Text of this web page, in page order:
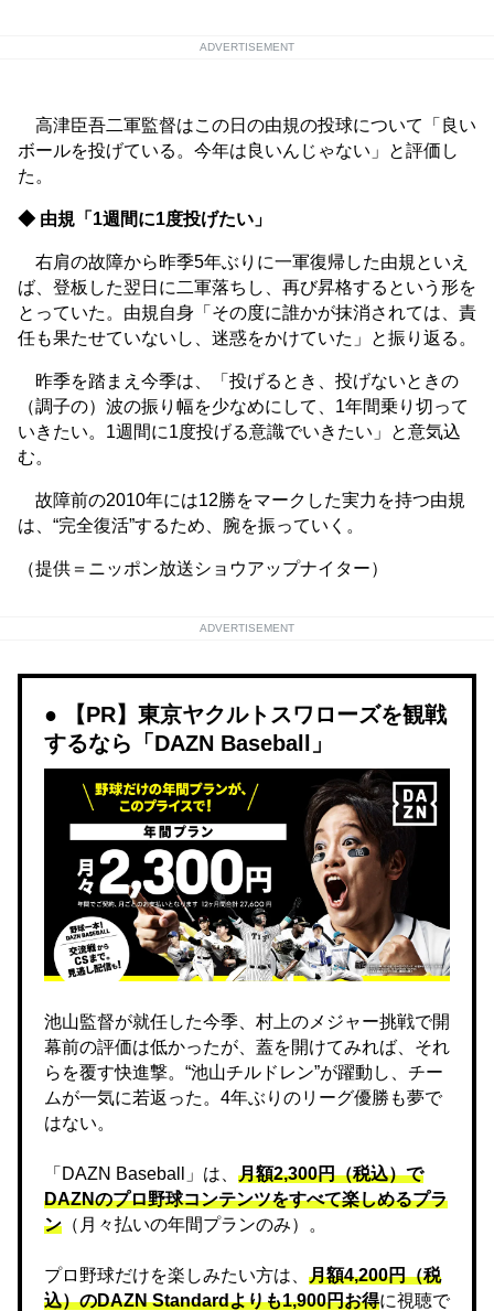
ADVERTISEMENT
高津臣吾二軍監督はこの日の由規の投球について「良い
ボールを投げている。今年は良いんじゃない」と評価し
た。
◆ 由規「1週間に1度投げたい」
右肩の故障から昨季5年ぶりに一軍復帰した由規といえ
ば、登板した翌日に二軍落ちし、再び昇格するという形を
とっていた。由規自身「その度に誰かが抹消されては、責
任も果たせていないし、迷惑をかけていた」と振り返る。
昨季を踏まえ今季は、「投げるとき、投げないときの
（調子の）波の振り幅を少なめにして、1年間乗り切って
いきたい。1週間に1度投げる意識でいきたい」と意気込
む。
故障前の2010年には12勝をマークした実力を持つ由規
は、“完全復活”するため、腕を振っていく。
（提供＝ニッポン放送ショウアップナイター）
ADVERTISEMENT
【PR】東京ヤクルトスワローズを観戦
するなら「DAZN Baseball」
池山監督が就任した今季、村上のメジャー挑戦で開
幕前の評価は低かったが、蓋を開けてみれば、それ
らを覆す快進撃。“池山チルドレン”が躍動し、チー
ムが一気に若返った。4年ぶりのリーグ優勝も夢で
はない。
「DAZN Baseball」は、 月額2,300円（税込）で
DAZNのプロ野球コンテンツをすべて楽しめるプラ
ン （月々払いの年間プランのみ）。
プロ野球だけを楽しみたい方は、 月額4,200円（税
込）のDAZN Standard​よりも1,900円お得に視聴で